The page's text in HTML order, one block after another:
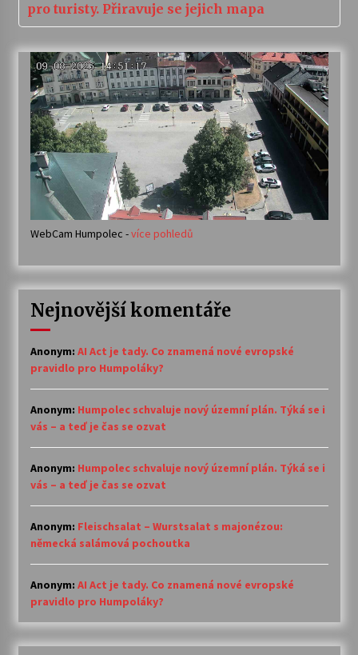
pro turisty. Přiravuje se jejich mapa
WebCam Humpolec -více pohledů
Nejnovější komentáře
Anonym: AI Act je tady. Co znamená nové evropské
pravidlo pro Humpoláky?
Anonym: Humpolec schvaluje nový územní plán. Týká se i
vás – a teď je čas se ozvat
Anonym: Humpolec schvaluje nový územní plán. Týká se i
vás – a teď je čas se ozvat
Anonym: Fleischsalat – Wurstsalat s majonézou:
německá salámová pochoutka
Anonym: AI Act je tady. Co znamená nové evropské
pravidlo pro Humpoláky?